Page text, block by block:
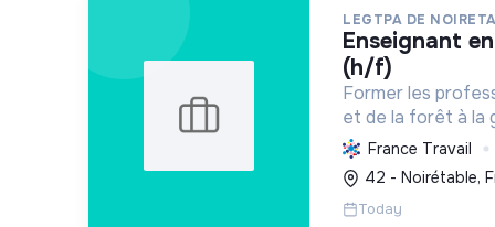
LEGTPA DE
enseignant en agroéquipement
(h/f)
Former les
et de la forêt à la
promouvoir
pratique, pour
transition.
France Travail
42 - Noirétable,
Today